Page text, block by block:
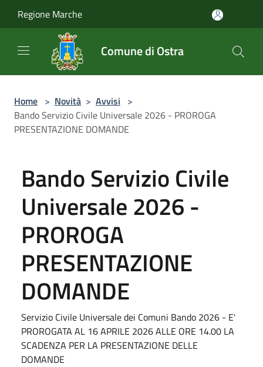
Regione Marche
Comune di Ostra
Home > Novità > Avvisi >
Bando Servizio Civile Universale 2026 - PROROGA
PRESENTAZIONE DOMANDE
Bando Servizio Civile
Universale 2026 -
PROROGA
PRESENTAZIONE
DOMANDE
Servizio Civile Universale dei Comuni Bando 2026 - E'
PROROGATA AL 16 APRILE 2026 ALLE ORE 14.00 LA
SCADENZA PER LA PRESENTAZIONE DELLE
DOMANDE